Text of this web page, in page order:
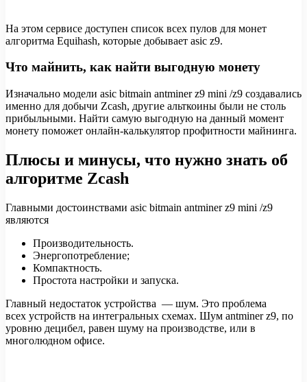
На этом сервисе доступен список всех пулов для монет
алгоритма Equihash, которые добывает asic z9.
Что майнить, как найти выгодную монету
Изначально модели asic bitmain antminer z9 mini /z9 создавались
именно для добычи Zcash, другие альткоины были не столь
прибыльными. Найти самую выгодную на данный момент
монету поможет онлайн-калькулятор профитности майнинга.
Плюсы и минусы, что нужно знать об
алгоритме Zcash
Главными достоинствами asic bitmain antminer z9 mini /z9
являются
Производительность.
Энергопотребление;
Компактность.
Простота настройки и запуска.
Главный недостаток устройства — шум. Это проблема
всех устройств на интегральных схемах. Шум antminer z9, по
уровню децибел, равен шуму на производстве, или в
многолюдном офисе.